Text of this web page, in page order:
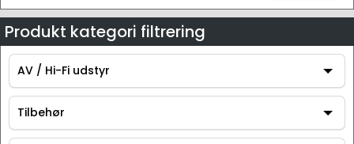
Produkt kategori filtrering
AV / Hi-Fi udstyr
AV / Hi-Fi udstyr
Tilbehør